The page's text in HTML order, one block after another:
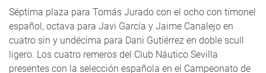
Séptima plaza para Tomás Jurado con el ocho con timonel
español, octava para Javi García y Jaime Canalejo en
cuatro sin y undécima para Dani Gutiérrez en doble scull
ligero. Los cuatro remeros del Club Náutico Sevilla
presentes con la selección española en el Campeonato de